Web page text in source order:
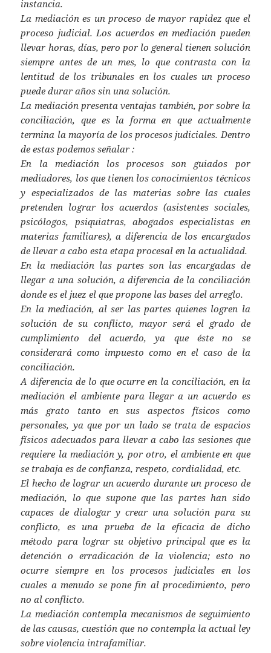
instancia.
La mediación es un proceso de mayor rapidez que el
proceso judicial. Los acuerdos en mediación pueden
llevar horas, días, pero por lo general tienen solución
siempre antes de un mes, lo que contrasta con la
lentitud de los tribunales en los cuales un proceso
puede durar años sin una solución.
La mediación presenta ventajas también, por sobre la
conciliación, que es la forma en que actualmente
termina la mayoría de los procesos judiciales. Dentro
de estas podemos señalar :
En la mediación los procesos son guiados por
mediadores, los que tienen los conocimientos técnicos
y especializados de las materias sobre las cuales
pretenden lograr los acuerdos (asistentes sociales,
psicólogos, psiquiatras, abogados especialistas en
materias familiares), a diferencia de los encargados
de llevar a cabo esta etapa procesal en la actualidad.
En la mediación las partes son las encargadas de
llegar a una solución, a diferencia de la conciliación
donde es el juez el que propone las bases del arreglo.
En la mediación, al ser las partes quienes logren la
solución de su conflicto, mayor será el grado de
cumplimiento del acuerdo, ya que éste no se
considerará como impuesto como en el caso de la
conciliación.
A diferencia de lo que ocurre en la conciliación, en la
mediación el ambiente para llegar a un acuerdo es
más grato tanto en sus aspectos físicos como
personales, ya que por un lado se trata de espacios
físicos adecuados para llevar a cabo las sesiones que
requiere la mediación y, por otro, el ambiente en que
se trabaja es de confianza, respeto, cordialidad, etc.
El hecho de lograr un acuerdo durante un proceso de
mediación, lo que supone que las partes han sido
capaces de dialogar y crear una solución para su
conflicto, es una prueba de la eficacia de dicho
método para lograr su objetivo principal que es la
detención o erradicación de la violencia; esto no
ocurre siempre en los procesos judiciales en los
cuales a menudo se pone fin al procedimiento, pero
no al conflicto.
La mediación contempla mecanismos de seguimiento
de las causas, cuestión que no contempla la actual ley
sobre violencia intrafamiliar.